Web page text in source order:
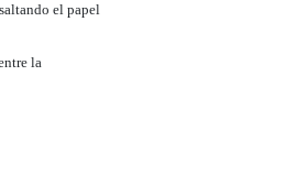
el papel
la